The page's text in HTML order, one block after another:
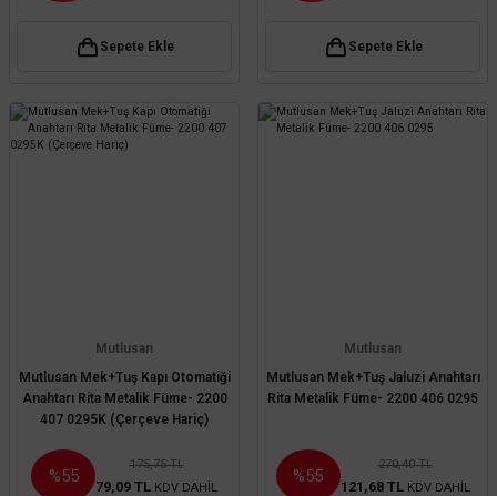
Sepete Ekle Sepete Ekle
Mutlusan
Mutlusan Mek+Tuş Kapı Otomatiği
Anahtarı Rita Metalik Füme- 2200
407 0295K (Çerçeve Hariç)
%55
175,75 TL
79,09 TL KDV DAHİL
Mutlusan
Mutlusan Mek+Tuş Jaluzi Anahtarı
Rita Metalik Füme- 2200 406 0295
%55
270,40 TL
121,68 TL KDV DAHİL